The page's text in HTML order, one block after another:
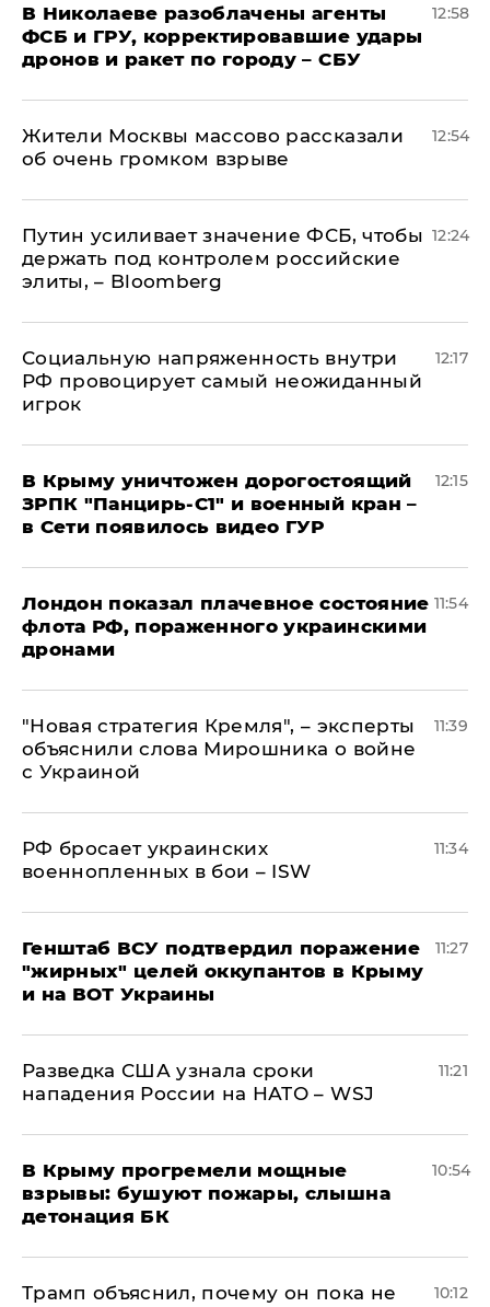
В Николаеве разоблачены агенты
ФСБ и ГРУ, корректировавшие удары
дронов и ракет по городу – СБУ
12:58
Жители Москвы массово рассказали
об очень громком взрыве
12:54
Путин усиливает значение ФСБ, чтобы
держать под контролем российские
элиты, – Bloomberg
12:24
Социальную напряженность внутри
РФ провоцирует самый неожиданный
игрок
12:17
В Крыму уничтожен дорогостоящий
ЗРПК "Панцирь-С1" и военный кран –
в Сети появилось видео ГУР
12:15
Лондон показал плачевное состояние
флота РФ, пораженного украинскими
дронами
11:54
"Новая стратегия Кремля", – эксперты
объяснили слова Мирошника о войне
с Украиной
11:39
РФ бросает украинских
военнопленных в бои – ISW
11:34
Генштаб ВСУ подтвердил поражение
"жирных" целей оккупантов в Крыму
и на ВОТ Украины
11:27
Разведка США узнала сроки
нападения России на НАТО – WSJ
11:21
В Крыму прогремели мощные
взрывы: бушуют пожары, слышна
детонация БК
10:54
Трамп объяснил, почему он пока не
10:12